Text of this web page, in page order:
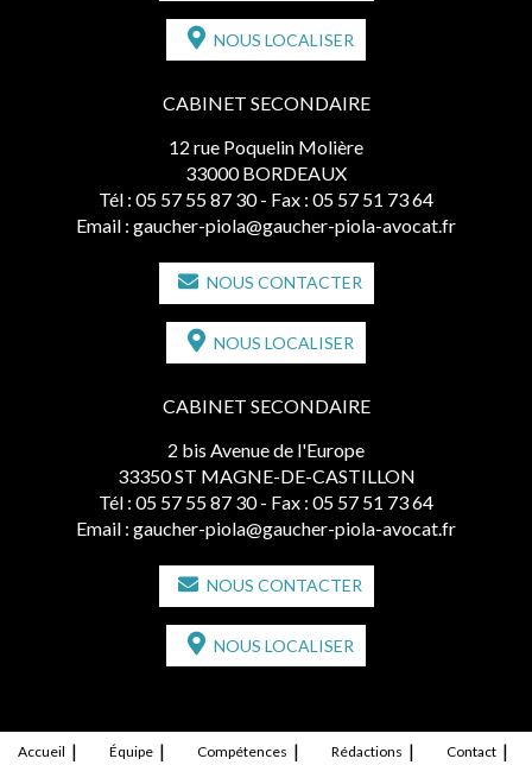
NOUS LOCALISER
CABINET SECONDAIRE
12 rue Poquelin Molière
33000 BORDEAUX
Tél : 05 57 55 87 30 - Fax : 05 57 51 73 64
Email : gaucher-piola@gaucher-piola-avocat.fr
NOUS CONTACTER
NOUS LOCALISER
CABINET SECONDAIRE
2 bis Avenue de l'Europe
33350 ST MAGNE-DE-CASTILLON
Tél : 05 57 55 87 30 - Fax : 05 57 51 73 64
Email : gaucher-piola@gaucher-piola-avocat.fr
NOUS CONTACTER
NOUS LOCALISER
Accueil Équipe Compétences Rédactions Contact